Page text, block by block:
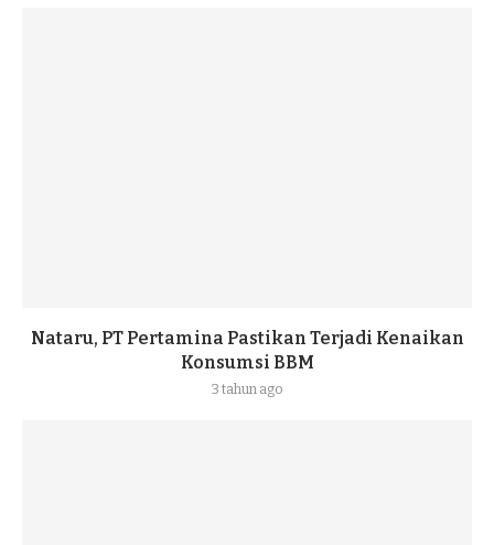
Nataru, PT Pertamina Pastikan Terjadi Kenaikan
Konsumsi BBM
3 tahun ago